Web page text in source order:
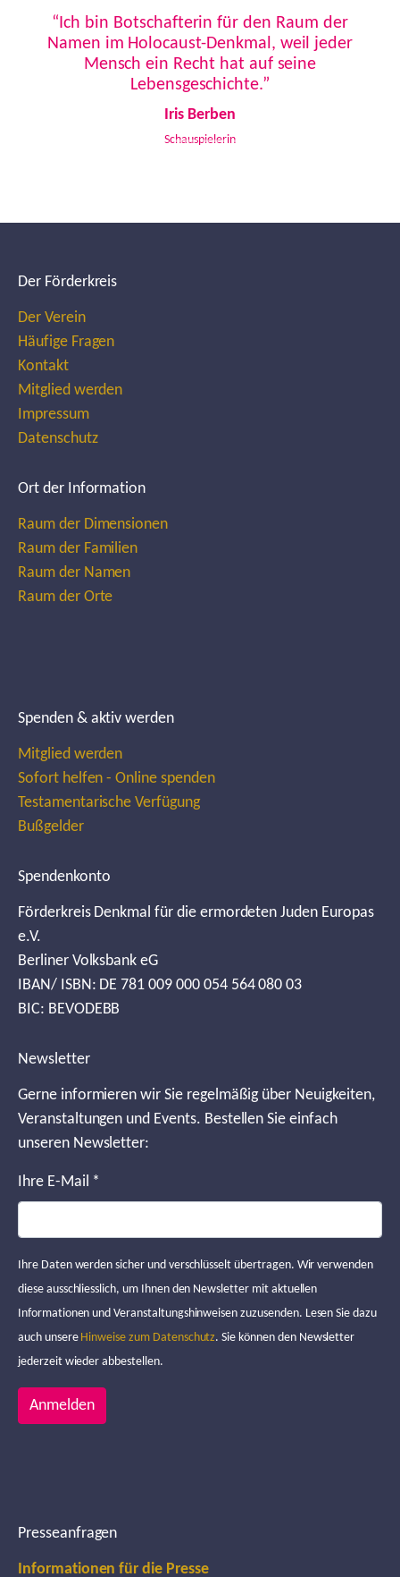
“Ich bin Botschafterin für den Raum der
Namen im Holocaust-Denkmal, weil jeder
Mensch ein Recht hat auf seine
Lebensgeschichte.”
Iris Berben
Schauspielerin
Der Förderkreis
Der Verein
Häufige Fragen
Kontakt
Mitglied werden
Impressum
Datenschutz
Ort der Information
Raum der Dimensionen
Raum der Familien
Raum der Namen
Raum der Orte
Spenden & aktiv werden
Mitglied werden
Sofort helfen - Online spenden
Testamentarische Verfügung
Bußgelder
Spendenkonto
Förderkreis Denkmal für die ermordeten Juden Europas
e.V.
Berliner Volksbank eG
IBAN/ ISBN: DE 781 009 000 054 564 080 03
BIC: BEVODEBB
Newsletter
Gerne informieren wir Sie regelmäßig über Neuigkeiten,
Veranstaltungen und Events. Bestellen Sie einfach
unseren Newsletter:
Ihre E-Mail *
Ihre Daten werden sicher und verschlüsselt übertragen. Wir verwenden
diese ausschliesslich, um Ihnen den Newsletter mit aktuellen
Informationen und Veranstaltungshinweisen zuzusenden. Lesen Sie dazu
auch unsere Hinweise zum Datenschutz. Sie können den Newsletter
jederzeit wieder abbestellen.
Anmelden
Presseanfragen
Informationen für die Presse